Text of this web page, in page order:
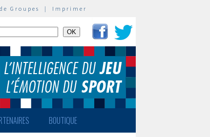
Groupes | Imprimer
BOUTIQUE